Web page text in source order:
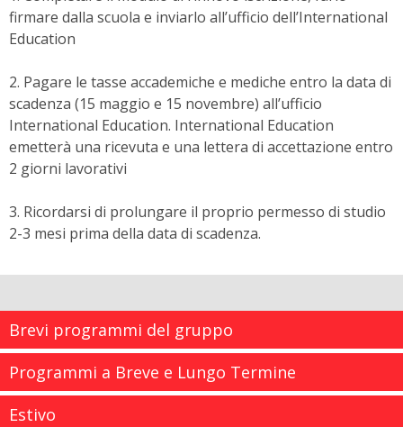
firmare dalla scuola e inviarlo all’ufficio dell’International
Education
2. Pagare le tasse accademiche e mediche entro la data di
scadenza (15 maggio e 15 novembre) all’ufficio
International Education. International Education
emetterà una ricevuta e una lettera di accettazione entro
2 giorni lavorativi
3. Ricordarsi di prolungare il proprio permesso di studio
2-3 mesi prima della data di scadenza.
Brevi programmi del gruppo
Programmi a Breve e Lungo Termine
Estivo